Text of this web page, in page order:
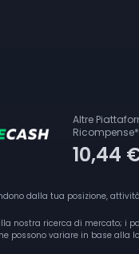
Altre
Ricompense
10,44
dalla tua posizione,
nostra ricerca di mercato; i
possono variare in base alla